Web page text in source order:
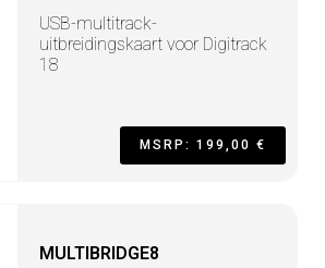
USB-multitrack-
uitbreidingskaart voor Digitrack
18
MSRP: 199,00 €
MULTIBRIDGE8